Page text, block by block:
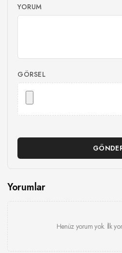
YORUM
GÖRSEL
Yorumlar
Henüz yorum yok. İlk